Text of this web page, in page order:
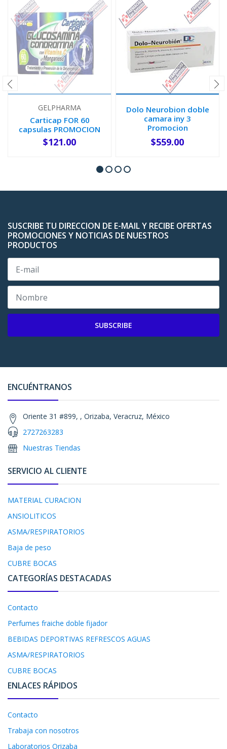
GELPHARMA
Carticap FOR 60
capsulas PROMOCION
AGOTADO
$121.00
Dolo Neurobion doble
camara iny 3
Promocion
+
$559.00
SUSCRIBE TU DIRECCION DE E-MAIL Y RECIBE OFERTAS
PROMOCIONES Y NOTICIAS DE NUESTROS
PRODUCTOS
SUBSCRIBE
ENCUÉNTRANOS
Oriente 31 #899, , Orizaba, Veracruz, México
2727263283
Nuestras Tiendas
SERVICIO AL CLIENTE
MATERIAL CURACION
ANSIOLITICOS
ASMA/RESPIRATORIOS
Baja de peso
CUBRE BOCAS
CATEGORÍAS DESTACADAS
Contacto
Perfumes fraiche doble fijador
BEBIDAS DEPORTIVAS REFRESCOS AGUAS
ASMA/RESPIRATORIOS
CUBRE BOCAS
ENLACES RÁPIDOS
Contacto
Trabaja con nosotros
Laboratorios Orizaba